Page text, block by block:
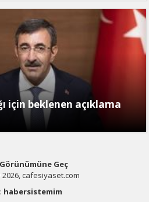
için beklenen açıklama
Geç
cafesiyaset.com
habersistemim